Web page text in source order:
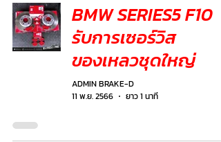
BMW SERIES5 F10
รับการเซอร์วิส
ของเหลวชุดใหญ่
ADMIN BRAKE-D
11 พ.ย. 2566
ยาว 1 นาที